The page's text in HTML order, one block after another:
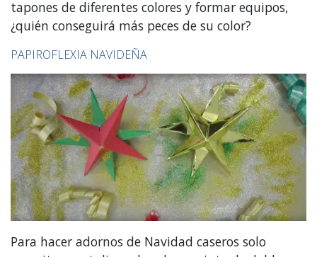
tapones de diferentes colores y formar equipos,
¿quién conseguirá más peces de su color?
PAPIROFLEXIA NAVIDEÑA
Para hacer adornos de Navidad caseros solo